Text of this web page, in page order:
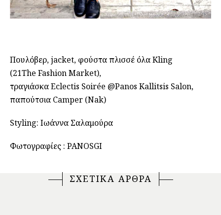
Πουλόβερ, jacket, φούστα πλισσέ όλα Kling
(21The Fashion Market),
τραγιάσκα Eclectis Soirée @Panos Kallitsis Salon,
παπούτσια Camper (Nak)
Styling: Ιωάννα Σαλαμούρα
Φωτογραφίες : PANOSGI
ΣΧΕΤΙΚΑ ΑΡΘΡΑ